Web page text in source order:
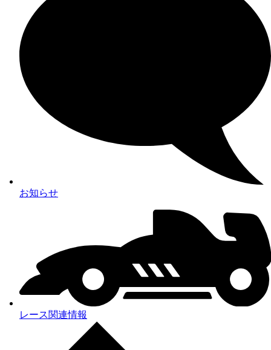
お知らせ
レース関連情報